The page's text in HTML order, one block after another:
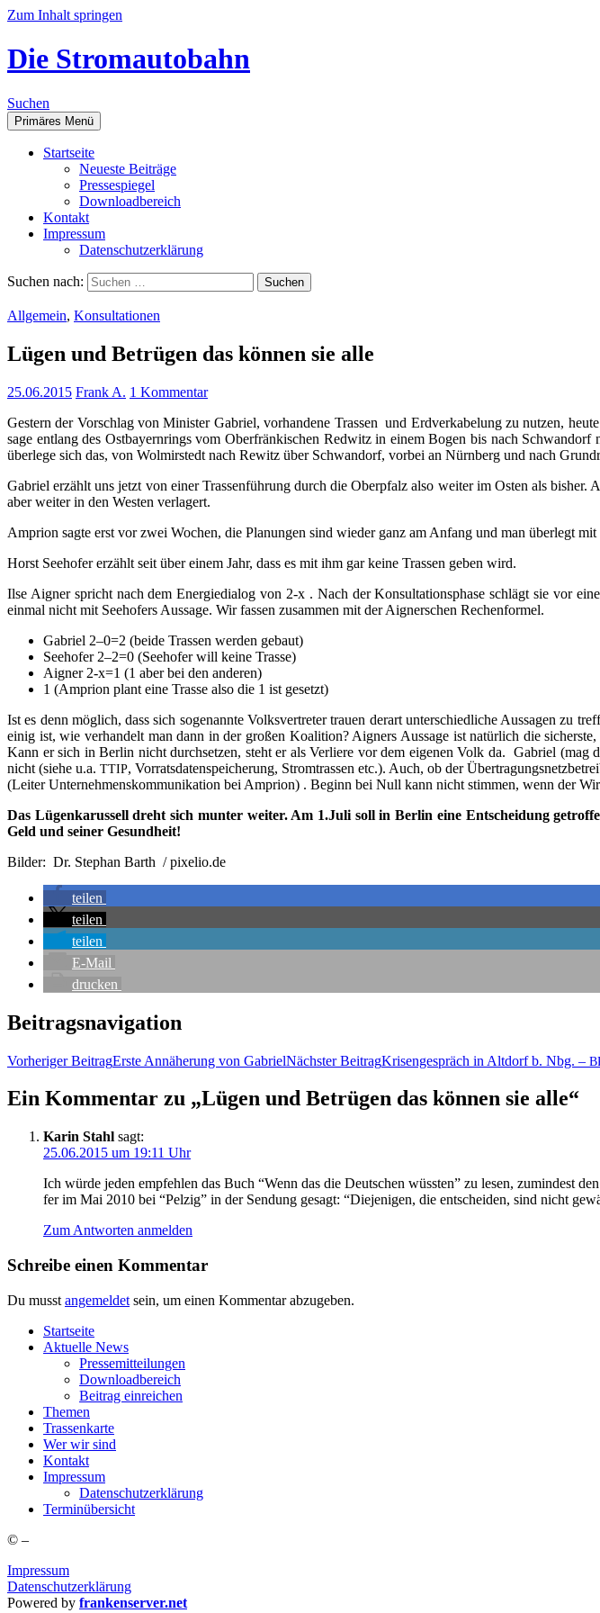
Zum Inhalt springen
Die Stromautobahn
Suchen
Primäres Menü
Start­sei­te
Neu­es­te Beiträge
Pres­se­spie­gel
Down­load­be­reich
Kon­takt
Impres­sum
Daten­schutz­er­klä­rung
Suchen nach:
Allgemein, Konsultationen
Lügen und Betrü­gen das kön­nen sie alle
25.06.2015 Frank A. 1 Kommentar
Ges­tern der Vor­schlag von Minis­ter Gabri­el, vor­han­de­ne Tras­sen und Erd­ver­ka­be­lung zu nut­zen,
sa­ge ent­lang des Ost­bay­ern­rings vom Ober­frän­ki­schen Red­witz in einem Bogen bis nach
über­le­ge sich das, von Wol­mir­stedt nach Rewitz über Schwan­dorf, vor­bei an Nürn­berg und nach
Gabri­el erzählt uns jetzt von einer Tras­sen­füh­rung durch die Ober­pfalz also wei­ter im Osten als
aber wei­ter in den Wes­ten verlagert.
Ampri­on sag­te erst vor zwei Wochen, die Pla­nun­gen sind wie­der ganz am Anfang und man über­legt
Horst See­ho­fer erzählt seit über einem Jahr, dass es mit ihm gar kei­ne Tras­sen geben wird.
Ilse Aigner spricht nach dem Ener­gie­dia­log von 2‑x . Nach der Kon­sul­ta­ti­ons­pha­se schlägt sie vor
ein­mal nicht mit See­ho­fers Aus­sa­ge. Wir fas­sen zusam­men mit der Aigner­schen Rechenformel.
Gabri­el 2–0=2 (bei­de Tras­sen wer­den gebaut)
See­ho­fer 2–2=0 (See­ho­fer will kei­ne Trasse)
Aigner 2‑x=1 (1 aber bei den anderen)
1 (Ampri­on plant eine Tras­se also die 1 ist gesetzt)
Ist es denn mög­lich, dass sich soge­nann­te Volks­ver­tre­ter trau­en der­art unter­schied­li­che Aus­sa­gen zu
einig ist, wie ver­han­delt man dann in der gro­ßen Koali­ti­on? Aigners Aus­sa­ge ist natür­lich die
Kann er sich in Ber­lin nicht durch­set­zen, steht er als Ver­lie­re vor dem eige­nen Volk da. Gabri­el (mag
nicht (sie­he u.a.TTIP, Vor­rats­da­ten­spei­che­rung, Strom­tras­sen etc.). Auch, ob der
(Lei­ter Unter­neh­mens­kom­mu­ni­ka­ti­on bei Ampri­on) . Beginn bei Null kann nicht stim­men, wenn der
Das Lügen­ka­rus­sell dreht sich mun­ter wei­ter. Am 1.Juli soll in Ber­lin eine Ent­schei­dung
Geld und sei­ner Gesundheit!
Bil­der: Dr. Ste­phan Barth / pixelio.de
tei­len
tei­len
tei­len
E‑Mail
dru­cken
Beitragsnavigation
Vorheriger BeitragErs­te Annä­he­rung von GabrielNächster BeitragKri­sen­ge­spräch in Alt­dorf b. Nbg. –
Ein Kommentar zu „Lügen und Betrü­gen das kön­nen sie alle“
Karin Stahl sagt:
25.06.2015 um 19:11 Uhr
Ich wür­de jeden emp­feh­len das Buch “Wenn das die Deut­schen wüss­ten” zu lesen, zumin­dest
fer im Mai 2010 bei “Pel­zig” in der Sen­dung gesagt: “Die­je­ni­gen, die ent­schei­den, sind nicht
Zum Antworten anmelden
Schreibe einen Kommentar
Du musst angemeldet sein, um einen Kommentar abzugeben.
Start­sei­te
Aktu­el­le News
Pres­se­mit­tei­lun­gen
Down­load­be­reich
Bei­trag einreichen
The­men
Tras­sen­kar­te
Wer wir sind
Kon­takt
Impres­sum
Daten­schutz­er­klä­rung
Ter­min­über­sicht
© –
Impressum
Datenschutzerklärung
Powered by frankenserver.net